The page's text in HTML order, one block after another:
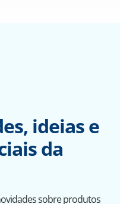
ideias e
da
sobre produtos